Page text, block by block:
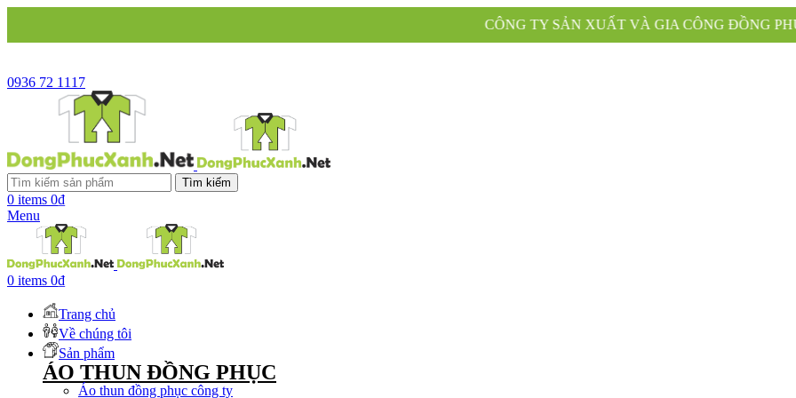
CÔNG TY SẢN XUẤT VÀ GIA CÔNG ĐỒNG PHỤC XANH KÍNH
0936 72 1117
Tìm kiếm
0 items 0₫
Menu
0 items 0₫
Trang chủ
Về chúng tôi
Sản phẩm
ÁO THUN ĐỒNG PHỤC
Áo thun đồng phục công ty